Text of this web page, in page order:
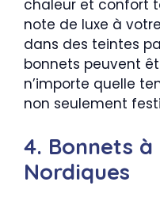
chaleur et confort
note de luxe à
dans des teintes
bonnets peuvent
n’importe quelle
non seulement
4. Bonnets
Nordiques